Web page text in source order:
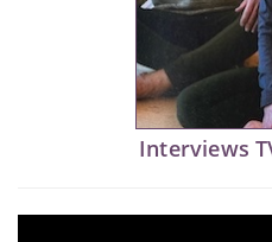
Interviews